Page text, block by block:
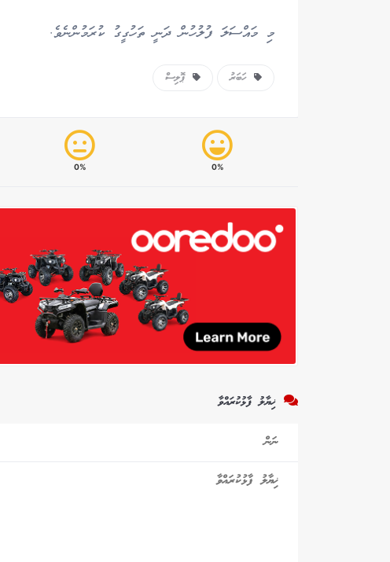
މި މައްސަލަ ފުލުހުން ދަނީ ތަހުގީގު ކުރަމުންނެވެ.
ހަބަރު ޕޮލިސް
0%
0%
ޚިޔާލު ފާޅުކުރައްވާ